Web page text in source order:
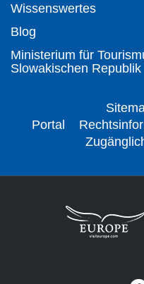
Wissenswertes
Blog
Ministerium für
Slowakischen Republik
Portal